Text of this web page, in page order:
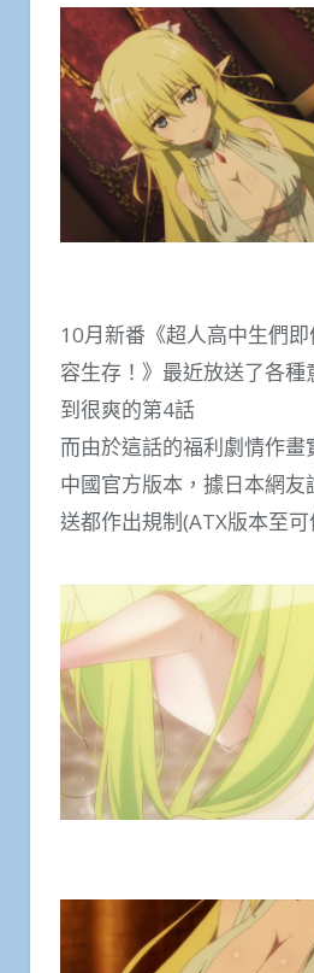
10月新番《超人高中生們
容生存！》最近放送了各
到很爽的第4話
而由於這話的福利劇情作畫
中國官方版本，據日本網
送都作出規制(ATX版本至可